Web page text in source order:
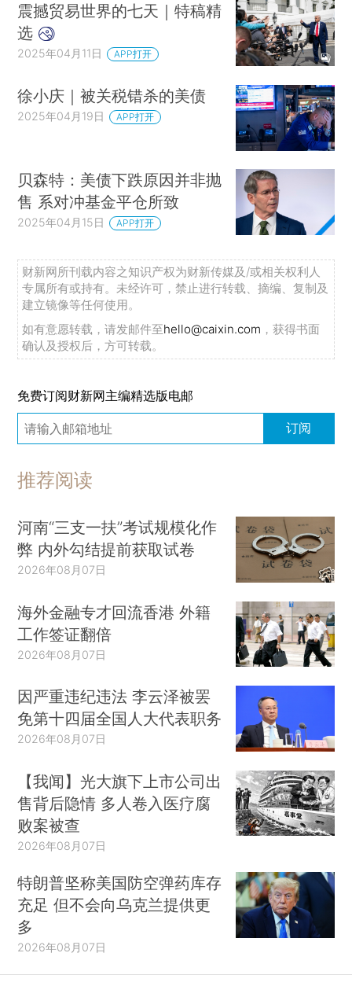
震撼贸易世界的七天｜特稿精
选
2025年04月11日 APP打开
徐小庆｜被关税错杀的美债
2025年04月19日 APP打开
贝森特：美债下跌原因并非抛
售 系对冲基金平仓所致
2025年04月15日 APP打开
财新网所刊载内容之知识产权为财新传媒及/或相关权利人
专属所有或持有。未经许可，禁止进行转载、摘编、复制及
建立镜像等任何使用。
如有意愿转载，请发邮件至hello@caixin.com ，获得书面
确认及授权后，方可转载。
免费订阅财新网主编精选版电邮
订阅
推荐阅读
河南“三支一扶”考试规模化作
弊 内外勾结提前获取试卷
2026年08月07日
海外金融专才回流香港 外籍
工作签证翻倍
2026年08月07日
因严重违纪违法 李云泽被罢
免第十四届全国人大代表职务
2026年08月07日
【我闻】光大旗下上市公司出
售背后隐情 多人卷入医疗腐
败案被查
2026年08月07日
特朗普坚称美国防空弹药库存
充足 但不会向乌克兰提供更
多
2026年08月07日